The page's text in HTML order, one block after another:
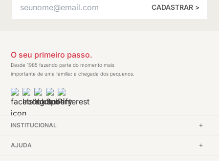
CADASTRAR >
O seu primeiro passo.
Desde 1985 fazendo parte do momento mais
importante de uma família: a chegada dos pequenos.
INSTITUCIONAL
AJUDA